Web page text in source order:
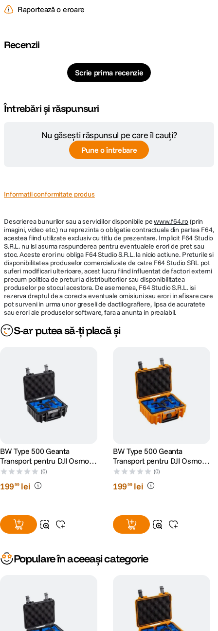
Raportează o eroare
Recenzii
Scrie prima recenzie
Întrebări și răspunsuri
Nu găsești răspunsul pe care îl cauți?
Pune o întrebare
Informatii conformitate produs
Descrierea bunurilor sau a serviciilor disponibile pewww.f64.ro(prin
imagini, video etc.) nu reprezinta o obligatie contractuala din partea F64,
acestea fiind utilizate exclusiv cu titlu de prezentare. Implicit F64 Studio
S.R.L. nu isi asuma raspunderea pentru eventualele erori de pret sau
stoc. Aceste erori nu obliga F64 Studio S.R.L. la nicio actiune. Preturile si
disponibilitatea produselor comercializate de catre F64 Studio SRL pot
suferi modificari ulterioare, acest lucru fiind influentat de factori externi
precum politica de preturi a distribuitorilor sau disponibilitatea
produselor pe stocul acestora. De asemenea, F64 Studio S.R.L. isi
rezerva dreptul de a corecta eventuale omisiuni sau erori in afisare care
pot surveni in urma unor greseli de dactilografiere, lipsa de acuratete
sau erori ale produselor software, fara a anunta in prealabil.
S-ar putea să-ți placă și
BW Type 500 Geanta
Transport pentru DJI Osmo
Pocket 3 Creator Combo
Negru
(0)
19999 lei
BW Type 500 Geanta
Transport pentru DJI Osmo
Pocket 3 Creator Combo
Portocaliu
(0)
19999 lei
Populare în aceeași categorie